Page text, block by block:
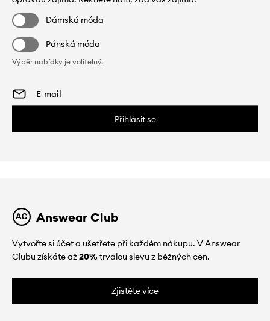
Dámská móda
Pánská móda
Výběr nabídky je volitelný.
Přihlásit se
Answear Club
Vytvořte si účet a ušetřete při každém nákupu. V Answear
Clubu získáte až20%trvalou slevu z běžných cen.
Zjistěte více